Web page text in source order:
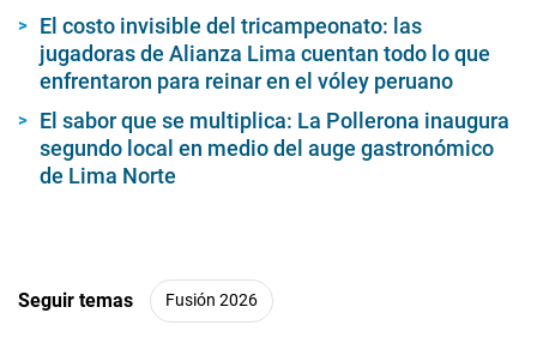
El costo invisible del tricampeonato: las
jugadoras de Alianza Lima cuentan todo lo que
enfrentaron para reinar en el vóley peruano
El sabor que se multiplica: La Pollerona inaugura
segundo local en medio del auge gastronómico
de Lima Norte
Seguir temas Fusión 2026